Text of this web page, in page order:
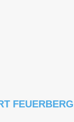
FEUERBERG